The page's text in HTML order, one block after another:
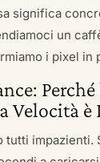
significa
un
i pixel in
Velocità
tutti impazienti.